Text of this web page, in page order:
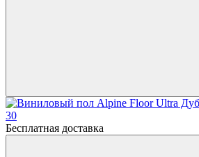
Бесплатная доставка